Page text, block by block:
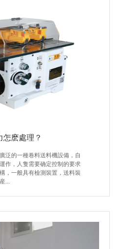
麽處理？
的一種卷料送料機設備，自
作，人隻需要确定控制的要求
，一般具有檢測裝置，送料裝
...